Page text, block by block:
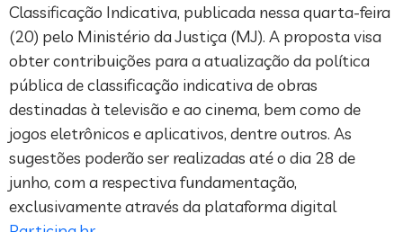
Classificação Indicativa, publicada nessa quarta-feira
(20) pelo Ministério da Justiça (MJ). A proposta visa
obter contribuições para a atualização da política
pública de classificação indicativa de obras
destinadas à televisão e ao cinema, bem como de
jogos eletrônicos e aplicativos, dentre outros. As
sugestões poderão ser realizadas até o dia 28 de
junho, com a respectiva fundamentação,
exclusivamente através da plataforma digital